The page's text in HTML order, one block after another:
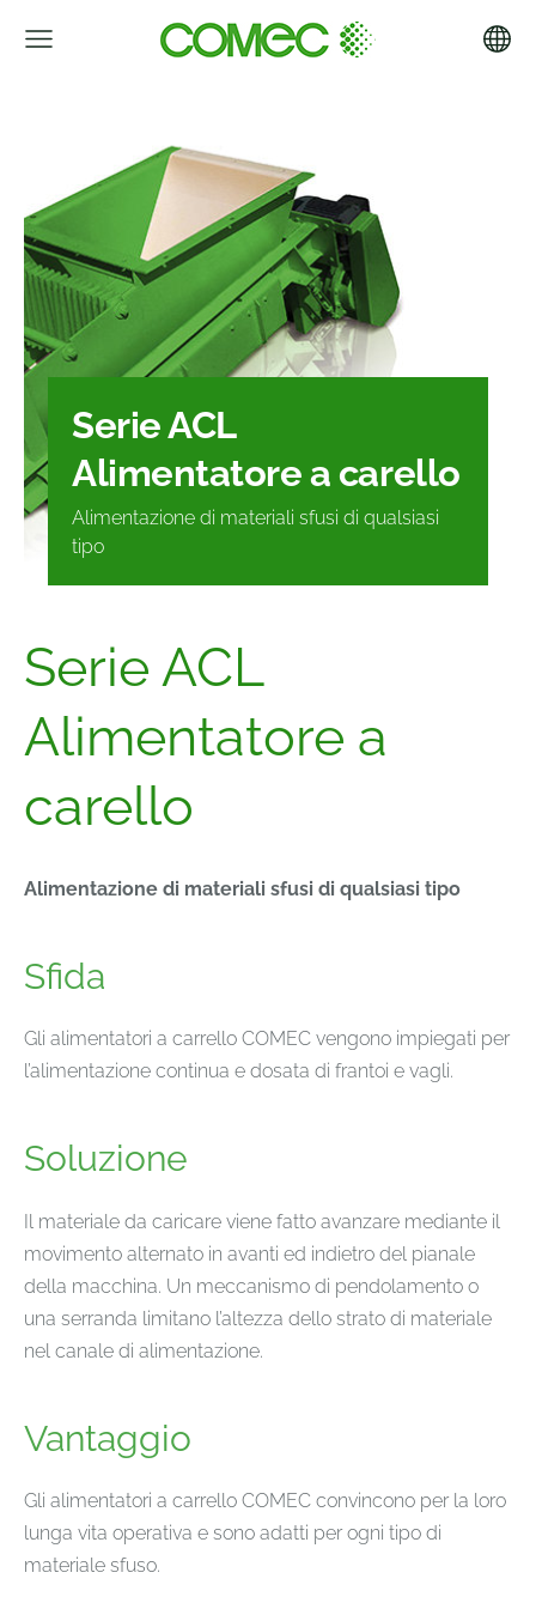
Serie ACL
Alimentatore a carello
Alimentazione di materiali sfusi di qualsiasi
tipo
Serie ACL
Alimentatore a
carello
Alimentazione di materiali sfusi di qualsiasi tipo
Sfida
Gli alimentatori a carrello COMEC vengono impiegati per
l’alimentazione continua e dosata di frantoi e vagli.
Soluzione
Il materiale da caricare viene fatto avanzare mediante il
movimento alternato in avanti ed indietro del pianale
della macchina. Un meccanismo di pendolamento o
una serranda limitano l’altezza dello strato di materiale
nel canale di alimentazione.
Vantaggio
Gli alimentatori a carrello COMEC convincono per la loro
lunga vita operativa e sono adatti per ogni tipo di
materiale sfuso.